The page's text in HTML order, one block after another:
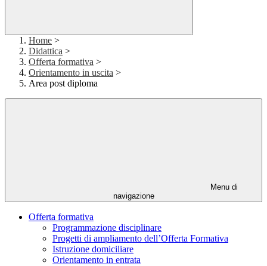
Home >
Didattica >
Offerta formativa >
Orientamento in uscita >
Area post diploma
Menu di
navigazione
Offerta formativa
Programmazione disciplinare
Progetti di ampliamento dell’Offerta Formativa
Istruzione domiciliare
Orientamento in entrata